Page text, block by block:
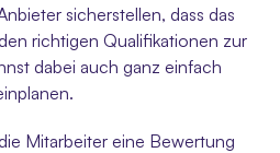
sicherstellen, dass das
richtigen Qualifikationen zur
dabei auch ganz einfach
Mitarbeiter eine Bewertung